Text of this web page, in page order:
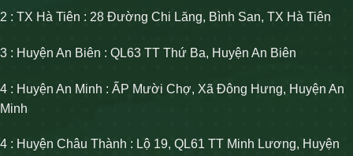
2 : TX Hà Tiên : 28 Đường Chi Lăng, Bình San, TX Hà Tiên
3 : Huyện An Biên : QL63 TT Thứ Ba, Huyện An Biên
4 : Huyện An Minh : ẤP Mười Chợ, Xã Đông Hưng, Huyện An
Minh
4 : Huyện Châu Thành : Lộ 19, QL61 TT Minh Lương, Huyện